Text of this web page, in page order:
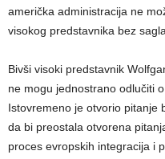
američka administracija ne
visokog predstavnika bez
Bivši visoki predstavnik
ne mogu jednostrano odlučiti
Istovremeno je otvorio pitanje
da bi preostala otvorena
proces evropskih integracija i